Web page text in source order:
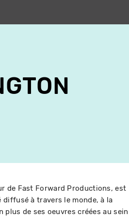
de Fast Forward Productions, est
à travers le monde, à la
de ses oeuvres créées au sein